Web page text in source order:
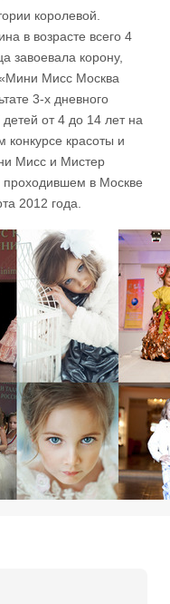
королевой.
в возрасте всего 4
завоевала корону,
Мисс Москва
3-х дневного
детей от 4 до 14 лет на
конкурсе красоты и
Мисс и Мистер
проходившем в Москве
2012 года.